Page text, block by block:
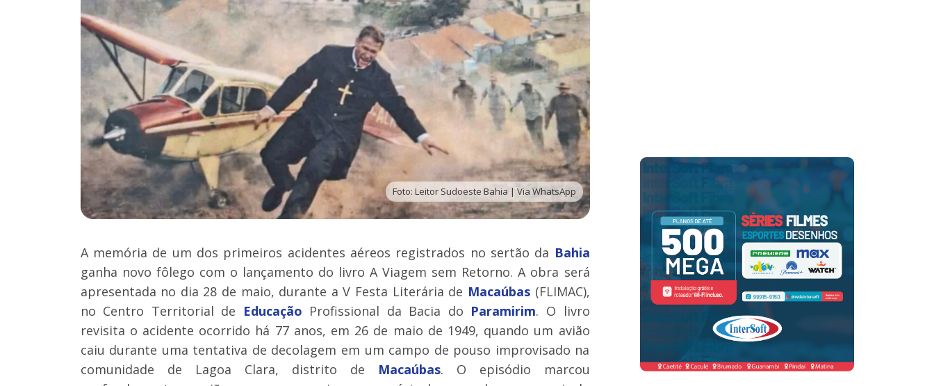
Foto: Leitor Sudoeste Bahia | Via WhatsApp
A memória de um dos primeiros acidentes aéreos registrados no sertão da Bahia
ganha novo fôlego com o lançamento do livro A Viagem sem Retorno. A obra será
apresentada no dia 28 de maio, durante a V Festa Literária de Macaúbas(FLIMAC),
no Centro Territorial de Educação Profissional da Bacia do Paramirim. O livro
revisita o acidente ocorrido há 77 anos, em 26 de maio de 1949, quando um avião
caiu durante uma tentativa de decolagem em um campo de pouso improvisado na
comunidade de Lagoa Clara, distrito de
Macaúbas. O episódio marcou